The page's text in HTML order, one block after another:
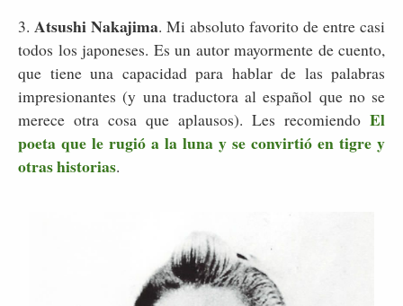
3. Atsushi Nakajima. Mi absoluto favorito de entre casi
todos los japoneses. Es un autor mayormente de cuento,
que tiene una capacidad para hablar de las palabras
impresionantes (y una traductora al español que no se
merece otra cosa que aplausos). Les recomiendo El
poeta que le rugió a la luna y se convirtió en tigre y
otras historias.